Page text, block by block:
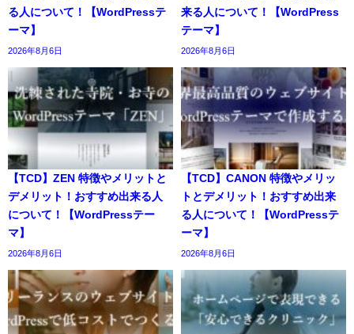
る人について！【WordPressテ
ーマ】
2026年8月6日
来る人について！【WordPress
テーマ】
2026年8月6日
【TCD】ZEN 特徴やメリットと
デメリット！おすすめ出来る人
について！【WordPressテー
マ】
2026年8月6日
【TCD】CANON 特徴やメリッ
トとデメリット！おすすめ出来
る人について！【WordPressテ
ーマ】
2026年8月6日